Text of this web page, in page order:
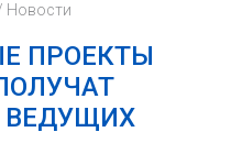
Новости
ПРОЕКТЫ